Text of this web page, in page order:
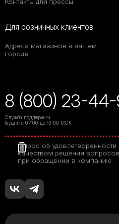
Контакты для прессы
Для розничных клиентов
Адреса магазинов в вашем
городе
8 (800) 23-
Служба поддержки
Будни с 07:00 до 16:00 МСК
Опрос об удовлетворенности
качеством решения вопросов
при обращении в компанию